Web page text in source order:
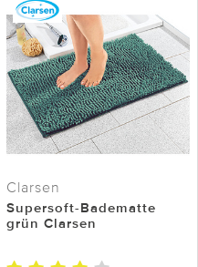
Clarsen
Supersoft-Badematte
grün Clarsen